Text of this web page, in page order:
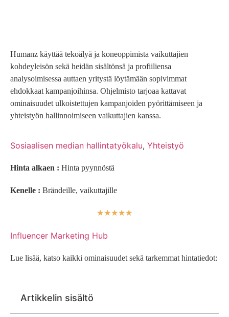
Humanz käyttää tekoälyä ja koneoppimista vaikuttajien
kohdeyleisön sekä heidän sisältönsä ja profiiliensa
analysoimisessa auttaen yritystä löytämään sopivimmat
ehdokkaat kampanjoihinsa. Ohjelmisto tarjoaa kattavat
ominaisuudet ulkoistettujen kampanjoiden pyörittämiseen ja
yhteistyön hallinnoimiseen vaikuttajien kanssa.
Artikkelin sisältö
Sosiaalisen median hallintatyökalu, Yhteistyö
Hinta alkaen : Hinta pyynnöstä
Kenelle : Brändeille, vaikuttajille
☆☆☆☆☆
Influencer Marketing Hub
Lue lisää, katso kaikki ominaisuudet sekä tarkemmat hintatiedot: